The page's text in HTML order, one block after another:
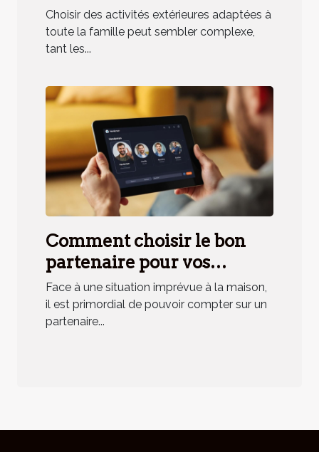
extérieures pour toute la
famille ?
Choisir des activités extérieures adaptées à
toute la famille peut sembler complexe,
tant les...
Comment choisir le bon
partenaire pour vos
urgences domestiques ?
Face à une situation imprévue à la maison,
il est primordial de pouvoir compter sur un
partenaire...